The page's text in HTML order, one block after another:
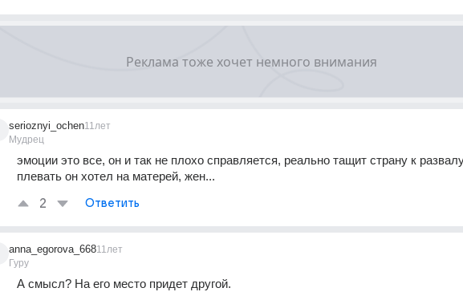
serioznyi_ochen
Мудрец
11лет
эмоции это все, он и так не плохо справляется, реально тащит страну к
плевать он хотел на матерей, жен...
2 Ответить
anna_egorova_668
Гуру
11лет
А смысл? На его место придет другой.